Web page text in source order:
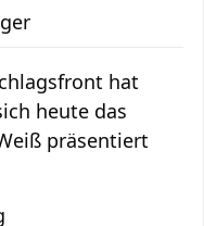
hat
heute das
präsentiert